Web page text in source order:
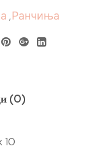
,Ранчиња
(0)
10